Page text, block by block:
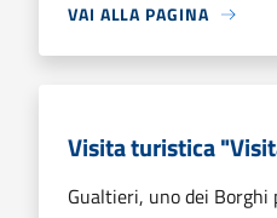
VAI ALLA PAGINA
Visita turistica
Gualtieri, uno dei